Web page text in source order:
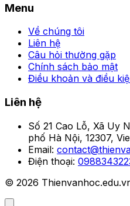
Khám phá
Phương
sexy gợi cảm
•
Menu
Về chúng tôi
Liên hệ
Câu hỏi thường gặp
Chính sách bảo mật
Điều khoản và điều
Liên hệ
Số 21 Cao Lỗ, Xã Uy
phố Hà Nội, 12307,
Email:
Điện thoại:
© 2026